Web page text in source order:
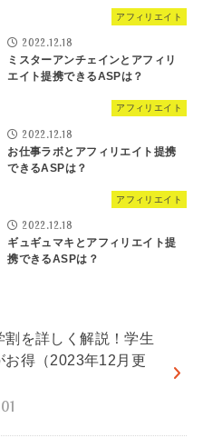
アフィリエイト
2022.12.18
ミスターアンチェインとアフィリ
エイト提携できるASPは？
アフィリエイト
2022.12.18
お仕事ラボとアフィリエイト提携
できるASPは？
アフィリエイト
2022.12.18
ギュギュマキとアフィリエイト提
携できるASPは？
割を詳しく解説！学生
お得（2023年12月更